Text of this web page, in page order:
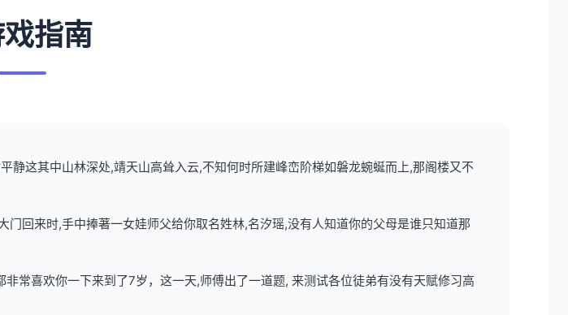
戏指南
这其中山林深处,靖天山高耸入云,不知何时所建峰峦阶梯如磐龙蜿蜒而上,那阁楼又不
回来时,手中捧著一女娃师父给你取名姓林,名汐瑶,没有人知道你的父母是谁只知道那
常喜欢你一下来到了7岁，这一天,师傅出了一道题, 来测试各位徒弟有没有天赋修习高